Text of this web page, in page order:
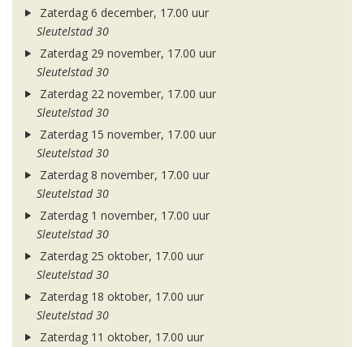
Zaterdag 6 december, 17.00 uur
Sleutelstad 30
Zaterdag 29 november, 17.00 uur
Sleutelstad 30
Zaterdag 22 november, 17.00 uur
Sleutelstad 30
Zaterdag 15 november, 17.00 uur
Sleutelstad 30
Zaterdag 8 november, 17.00 uur
Sleutelstad 30
Zaterdag 1 november, 17.00 uur
Sleutelstad 30
Zaterdag 25 oktober, 17.00 uur
Sleutelstad 30
Zaterdag 18 oktober, 17.00 uur
Sleutelstad 30
Zaterdag 11 oktober, 17.00 uur